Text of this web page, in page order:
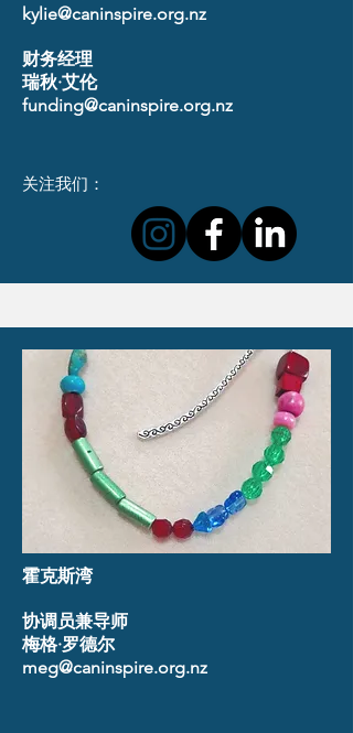
kylie@caninspire.org.nz
财务经理
瑞秋·艾伦
funding@caninspire.org.nz
关注我们：
霍克斯湾
协调员兼导师
梅格·罗德尔
meg@caninspire.org.nz